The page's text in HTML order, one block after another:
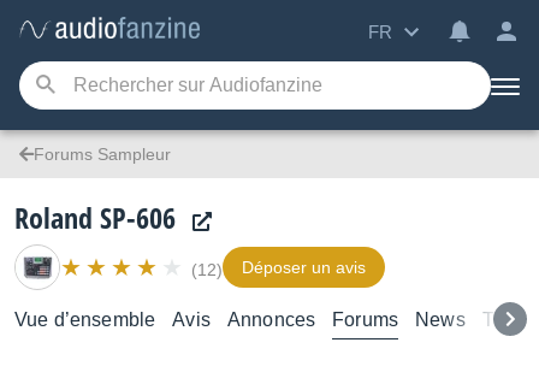
FR
Forums Sampleur
Roland SP-606
(12) Déposer un avis
Vue d’ensemble Avis Annonces Forums News